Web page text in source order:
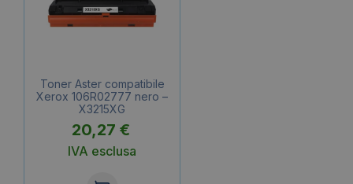
Toner Aster compatibile
Xerox 106R02777 nero –
X3215XG
20,27 €
IVA esclusa